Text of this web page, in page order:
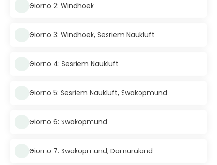
Giorno 2: Windhoek
Giorno 3: Windhoek, Sesriem Naukluft
Giorno 4: Sesriem Naukluft
Giorno 5: Sesriem Naukluft, Swakopmund
Giorno 6: Swakopmund
Giorno 7: Swakopmund, Damaraland